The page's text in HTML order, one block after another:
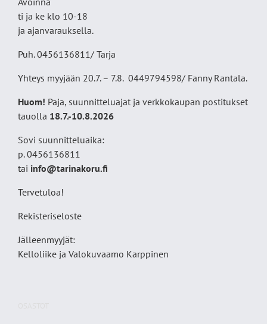
ti ja ke klo 10-18
ja ajanvarauksella.
Puh. 0456136811/ Tarja
Yhteys myyjään 20.7. – 7.8. 0449794598/ Fanny Rantala.
Huom! Paja, suunnitteluajat ja verkkokaupan postitukset
tauolla 18.7.-10.8.2026
Sovi suunnitteluaika:
p. 0456136811
tai info@tarinakoru.fi
Tervetuloa!
Rekisteriseloste
Jälleenmyyjät:
Kelloliike ja Valokuvaamo Karppinen